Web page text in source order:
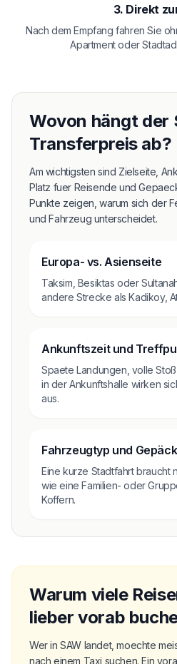
3. Direkt
Nach dem Empfang fahren Sie
Apartment oder
Wovon hängt der
Transferpreis ab?
Am wichtigsten sind Zielseite,
Platz fuer Reisende und
Punkte zeigen, warum sich der
und Fahrzeug unterscheidet.
Europa- vs. Asienseite
Taksim, Besiktas oder
andere Strecke als Kadikoy,
Ankunftszeit und
Spaete Landungen, volle
in der Ankunftshalle wirken
aus.
Fahrzeugtyp und
Eine kurze Stadtfahrt braucht
wie eine Familien- oder
Koffern.
Warum viele
lieber vorab
Wer in SAW landet, moechte
nach einem Taxi suchen. Ein